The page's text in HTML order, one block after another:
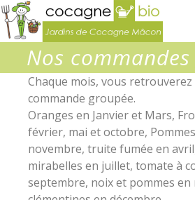
de
de
Nos
Chaque mois, vous
commande groupée.
Oranges en Janvier et Mars,
février, mai et octobre,
novembre, truite fumée en
mirabelles en juillet, tomate à
septembre, noix et pommes en